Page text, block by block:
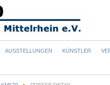
AUSSTELLUNGEN KÜNSTLER